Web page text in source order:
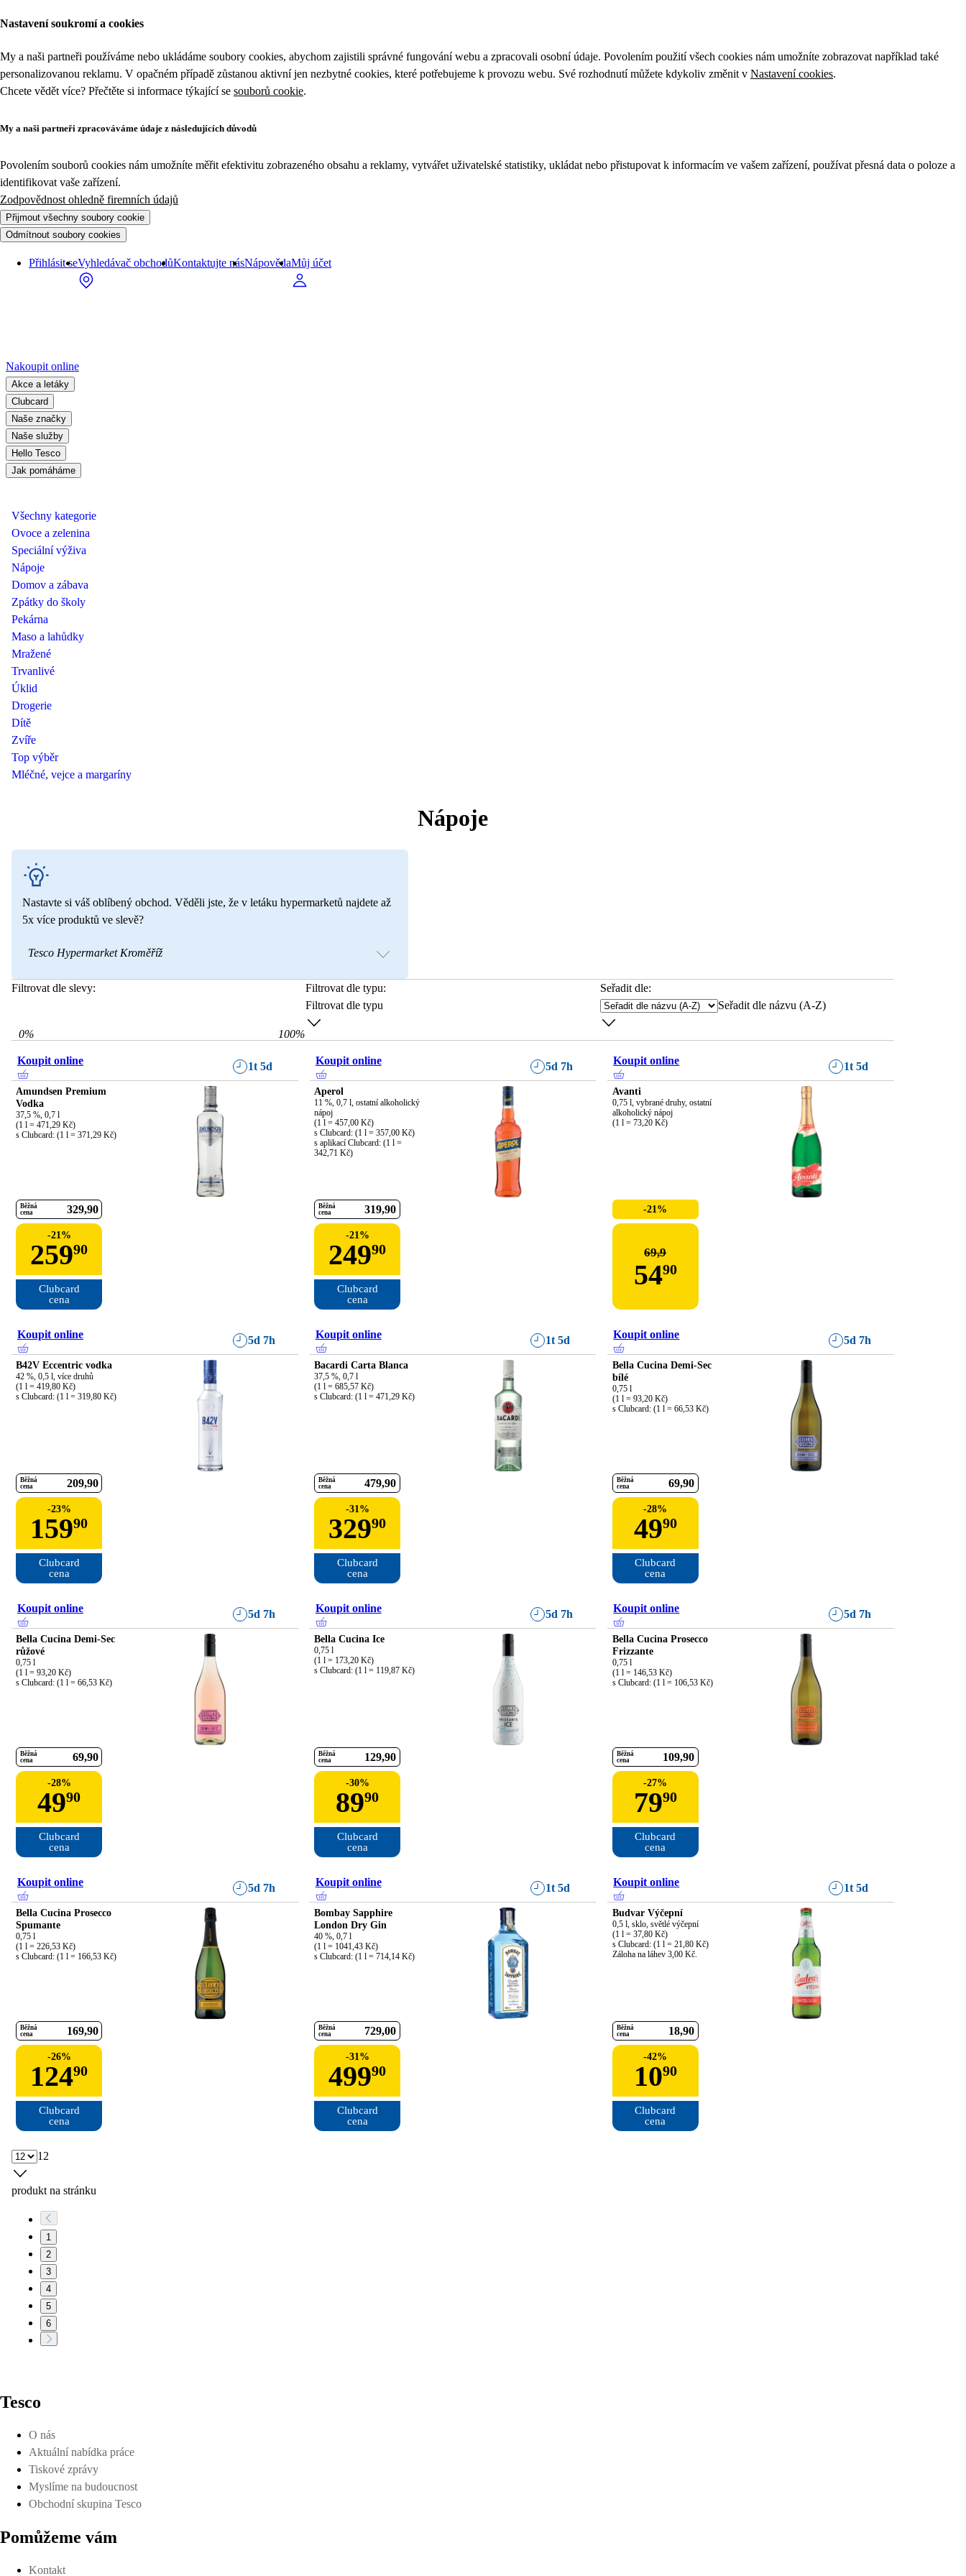
Nastavení soukromí a cookies
My a naši partneři používáme nebo ukládáme soubory cookies, abychom zajistili správné fungování webu a zpracovali osobní údaje. Povolením použití všech cookies nám umožníte zobrazovat například také
personalizovanou reklamu. V opačném případě zůstanou aktivní jen nezbytné cookies, které potřebujeme k provozu webu. Své rozhodnutí můžete kdykoliv změnit v Nastavení cookies.
Chcete vědět více? Přečtěte si informace týkající se souborů cookie.
My a naši partneři zpracováváme údaje z následujících důvodů
Povolením souborů cookies nám umožníte měřit efektivitu zobrazeného obsahu a reklamy, vytvářet uživatelské statistiky, ukládat nebo přistupovat k informacím ve vašem zařízení, používat přesná data o poloze a
identifikovat vaše zařízení.
Zodpovědnost ohledně firemních údajů
Přijmout všechny soubory cookie
Odmítnout soubory cookies
Přihlásit seVyhledávač obchodůKontaktujte násNápovědaMůj účet
Nakoupit online
Akce a letáky
Clubcard
Naše značky
Naše služby
Hello Tesco
Jak pomáháme
Všechny kategorie
Ovoce a zelenina
Speciální výživa
Nápoje
Domov a zábava
Zpátky do školy
Pekárna
Maso a lahůdky
Mražené
Trvanlivé
Úklid
Drogerie
Dítě
Zvíře
Top výběr
Mléčné, vejce a margaríny
Nápoje
Nastavte si váš oblíbený obchod. Věděli jste, že v letáku hypermarketů najdete až
5x více produktů ve slevě?
Tesco Hypermarket Kroměříž
Filtrovat dle slevy:
0% 100%
Filtrovat dle typu:
Filtrovat dle typu
Seřadit dle:
Seřadit dle názvu (A-Z)
Koupit online 1t 5d
Amundsen Premium
Vodka
37,5 %, 0,7 l
(1 l = 471,29 Kč)
s Clubcard: (1 l = 371,29 Kč)
Běžná
cena
329 90
-21%
25990
Clubcard
cena
Koupit online 5d 7h
Aperol
11 %, 0,7 l, ostatní alkoholický
nápoj
(1 l = 457,00 Kč)
s Clubcard: (1 l = 357,00 Kč)
s aplikací Clubcard: (1 l =
342,71 Kč)
Běžná
cena
319 90
-21%
24990
Clubcard
cena
Koupit online 1t 5d
Avanti
0,75 l, vybrané druhy, ostatní
alkoholický nápoj
(1 l = 73,20 Kč)
-21%
69,9
5490
Koupit online 5d 7h
B42V Eccentric vodka
42 %, 0,5 l, více druhů
(1 l = 419,80 Kč)
s Clubcard: (1 l = 319,80 Kč)
Běžná
cena
209 90
-23%
15990
Clubcard
cena
Koupit online 1t 5d
Bacardi Carta Blanca
37,5 %, 0,7 l
(1 l = 685,57 Kč)
s Clubcard: (1 l = 471,29 Kč)
Běžná
cena
479 90
-31%
32990
Clubcard
cena
Koupit online 5d 7h
Bella Cucina Demi-Sec
bílé
0,75 l
(1 l = 93,20 Kč)
s Clubcard: (1 l = 66,53 Kč)
Běžná
cena
69 90
-28%
4990
Clubcard
cena
Koupit online 5d 7h
Bella Cucina Demi-Sec
růžové
0,75 l
(1 l = 93,20 Kč)
s Clubcard: (1 l = 66,53 Kč)
Běžná
cena
69 90
-28%
4990
Clubcard
cena
Koupit online 5d 7h
Bella Cucina Ice
0,75 l
(1 l = 173,20 Kč)
s Clubcard: (1 l = 119,87 Kč)
Běžná
cena
129 90
-30%
8990
Clubcard
cena
Koupit online 5d 7h
Bella Cucina Prosecco
Frizzante
0,75 l
(1 l = 146,53 Kč)
s Clubcard: (1 l = 106,53 Kč)
Běžná
cena
109 90
-27%
7990
Clubcard
cena
Koupit online 5d 7h
Bella Cucina Prosecco
Spumante
0,75 l
(1 l = 226,53 Kč)
s Clubcard: (1 l = 166,53 Kč)
Běžná
cena
169 90
-26%
12490
Clubcard
cena
Koupit online 1t 5d
Bombay Sapphire
London Dry Gin
40 %, 0,7 l
(1 l = 1041,43 Kč)
s Clubcard: (1 l = 714,14 Kč)
Běžná
cena
729 00
-31%
49990
Clubcard
cena
Koupit online 1t 5d
Budvar Výčepní
0,5 l, sklo, světlé výčepní
(1 l = 37,80 Kč)
s Clubcard: (1 l = 21,80 Kč)
Záloha na láhev 3,00 Kč.
Běžná
cena
18 90
-42%
1090
Clubcard
cena
12
produkt na stránku
1
2
3
4
5
6
Tesco
O nás
Aktuální nabídka práce
Tiskové zprávy
Myslíme na budoucnost
Obchodní skupina Tesco
Pomůžeme vám
Kontakt